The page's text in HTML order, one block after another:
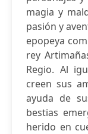
magia y
pasión y
epopeya
rey
Regio. Al
creen sus
ayuda de
bestias
herido en